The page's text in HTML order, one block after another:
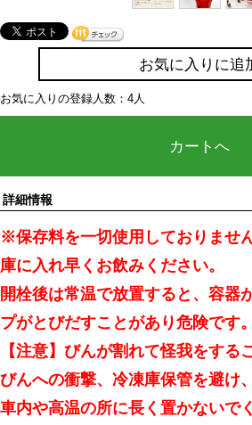
お気に入りに追
お気に入りの登録人数：4人
カートへ
詳細情報
※保存料を一切使用しておりませ
庫に入れ早くお飲みください。
開栓後は常温で放置すると、容器
プがとびだすことがあり危険です。
【注意】びんが割れて怪我をする
びんへの衝撃、冷凍庫保管を避け
車内や高温の所に長く置かないで